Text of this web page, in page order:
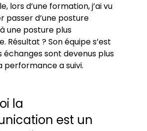
lors d’une formation, j’ai vu
passer d’une posture
une posture plus
Résultat ? Son équipe s’est
échanges sont devenus plus
performance a suivi.
la
est un